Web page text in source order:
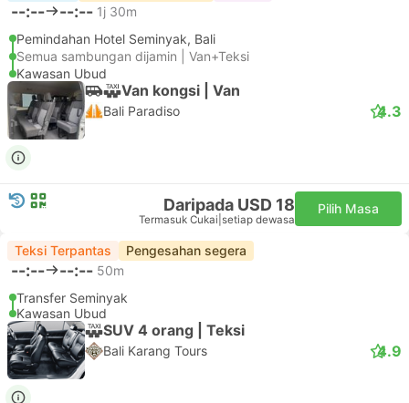
--:-- --:-- 1j 30m
Pemindahan Hotel Seminyak, Bali
Semua sambungan dijamin | Van+Teksi
Kawasan Ubud
Van kongsi | Van
Bali Paradiso 4.3
Daripada USD 18
Termasuk Cukai setiap dewasa
Pilih Masa
Teksi Terpantas Pengesahan segera
--:-- --:-- 50m
Transfer Seminyak
Kawasan Ubud
SUV 4 orang | Teksi
Bali Karang Tours 4.9